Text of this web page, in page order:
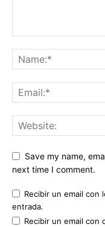
Save my name,
next time I comment.
Recibir un email con
entrada.
Recibir un email con